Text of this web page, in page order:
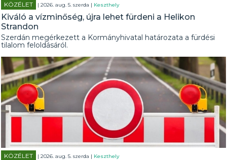
KÖZÉLET | 2026. aug. 5. szerda | Keszthely
Kiváló a vízminőség, újra lehet fürdeni a Helikon
Strandon
Szerdán megérkezett a Kormányhivatal határozata a fürdési
tilalom feloldásáról.
KÖZÉLET | 2026. aug. 5. szerda | Keszthely